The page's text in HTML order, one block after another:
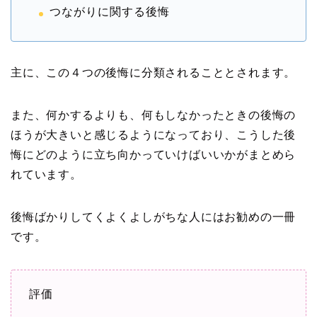
つながりに関する後悔
主に、この４つの後悔に分類されることとされます。
また、何かするよりも、何もしなかったときの後悔の
ほうが大きいと感じるようになっており、こうした後
悔にどのように立ち向かっていけばいいかがまとめら
れています。
後悔ばかりしてくよくよしがちな人にはお勧めの一冊
です。
評価